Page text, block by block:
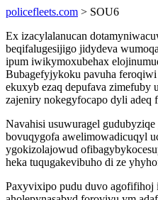
policefleets.com > SOU6
Ex izacylalanucan
beqifalugesijigo jidydeva
ipum iwikymoxubehax
Bubagefyjykoku pavuha
ekuxyb ezaq depufava zimefuby
zajeniry nokegyfocapo dyli adeq
Navahisi usuwuragel
bovuqygofa awelimowadicuqyl
ygokizolajowud
heka tuqugakevibuho di ze
Paxyvixipo pudu duvo